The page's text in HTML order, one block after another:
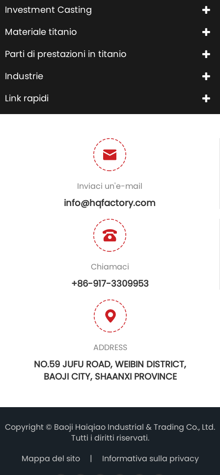
Investment Casting
Materiale titanio
Parti di prestazioni in titanio
Industrie
Link rapidi
Inviaci un'e-mail
info@hqfactory.com
Chiamaci
+86-917-3309953
ADDRESS
NO.59 JUFU ROAD, WEIBIN DISTRICT,
BAOJI CITY, SHAANXI PROVINCE
Copyright © Baoji Haiqiao Industrial & Trading Co., Ltd.
Tutti i diritti riservati.
Mappa del sito| Informativa sulla privacy